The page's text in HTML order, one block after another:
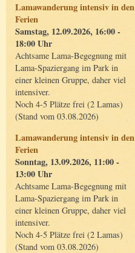
Lamawanderung intensiv in den
Ferien
Samstag, 12.09.2026, 16:00 -
18:00 Uhr
Achtsame Lama-Begegnung mit
Lama-Spaziergang im Park in
einer kleinen Gruppe, daher viel
intensiver.
Noch 4-5 Plätze frei (2 Lamas)
(Stand vom 03.08.2026)
Lamawanderung intensiv in den
Ferien
Sonntag, 13.09.2026, 11:00 -
13:00 Uhr
Achtsame Lama-Begegnung mit
Lama-Spaziergang im Park in
einer kleinen Gruppe, daher viel
intensiver.
Noch 4-5 Plätze frei (2 Lamas)
(Stand vom 03.08.2026)